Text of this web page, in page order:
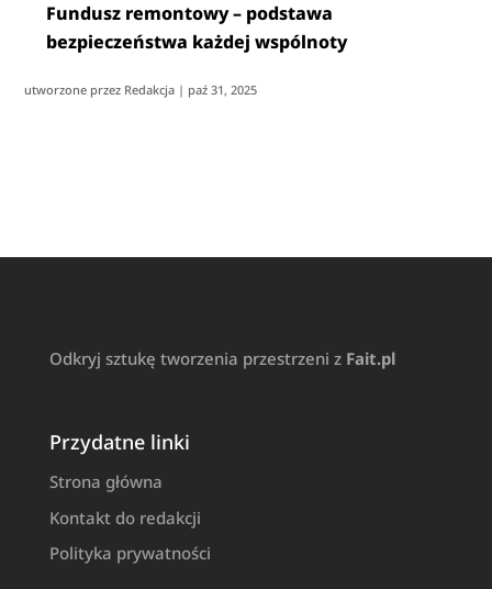
Fundusz remontowy – podstawa
bezpieczeństwa każdej wspólnoty
utworzone przez Redakcja | paź 31, 2025
Odkryj sztukę tworzenia przestrzeni z Fait.pl
Przydatne linki
Strona główna
Kontakt do redakcji
Polityka prywatności